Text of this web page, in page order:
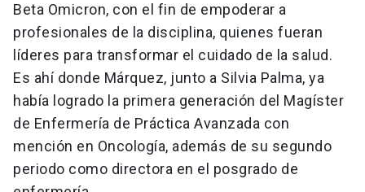
Beta Omicron, con el fin de empoderar a
profesionales de la disciplina, quienes fueran
líderes para transformar el cuidado de la salud.
Es ahí donde Márquez, junto a Silvia Palma, ya
había logrado la primera generación del Magíster
de Enfermería de Práctica Avanzada con
mención en Oncología, además de su segundo
periodo como directora en el posgrado de